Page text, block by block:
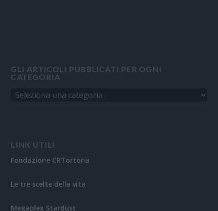
GLI ARTICOLI PUBBLICATI PER OGNI
CATEGORIA
LINK UTILI
Fondazione CRTortona
Le tre scelte della vita
Megaplex Stardust